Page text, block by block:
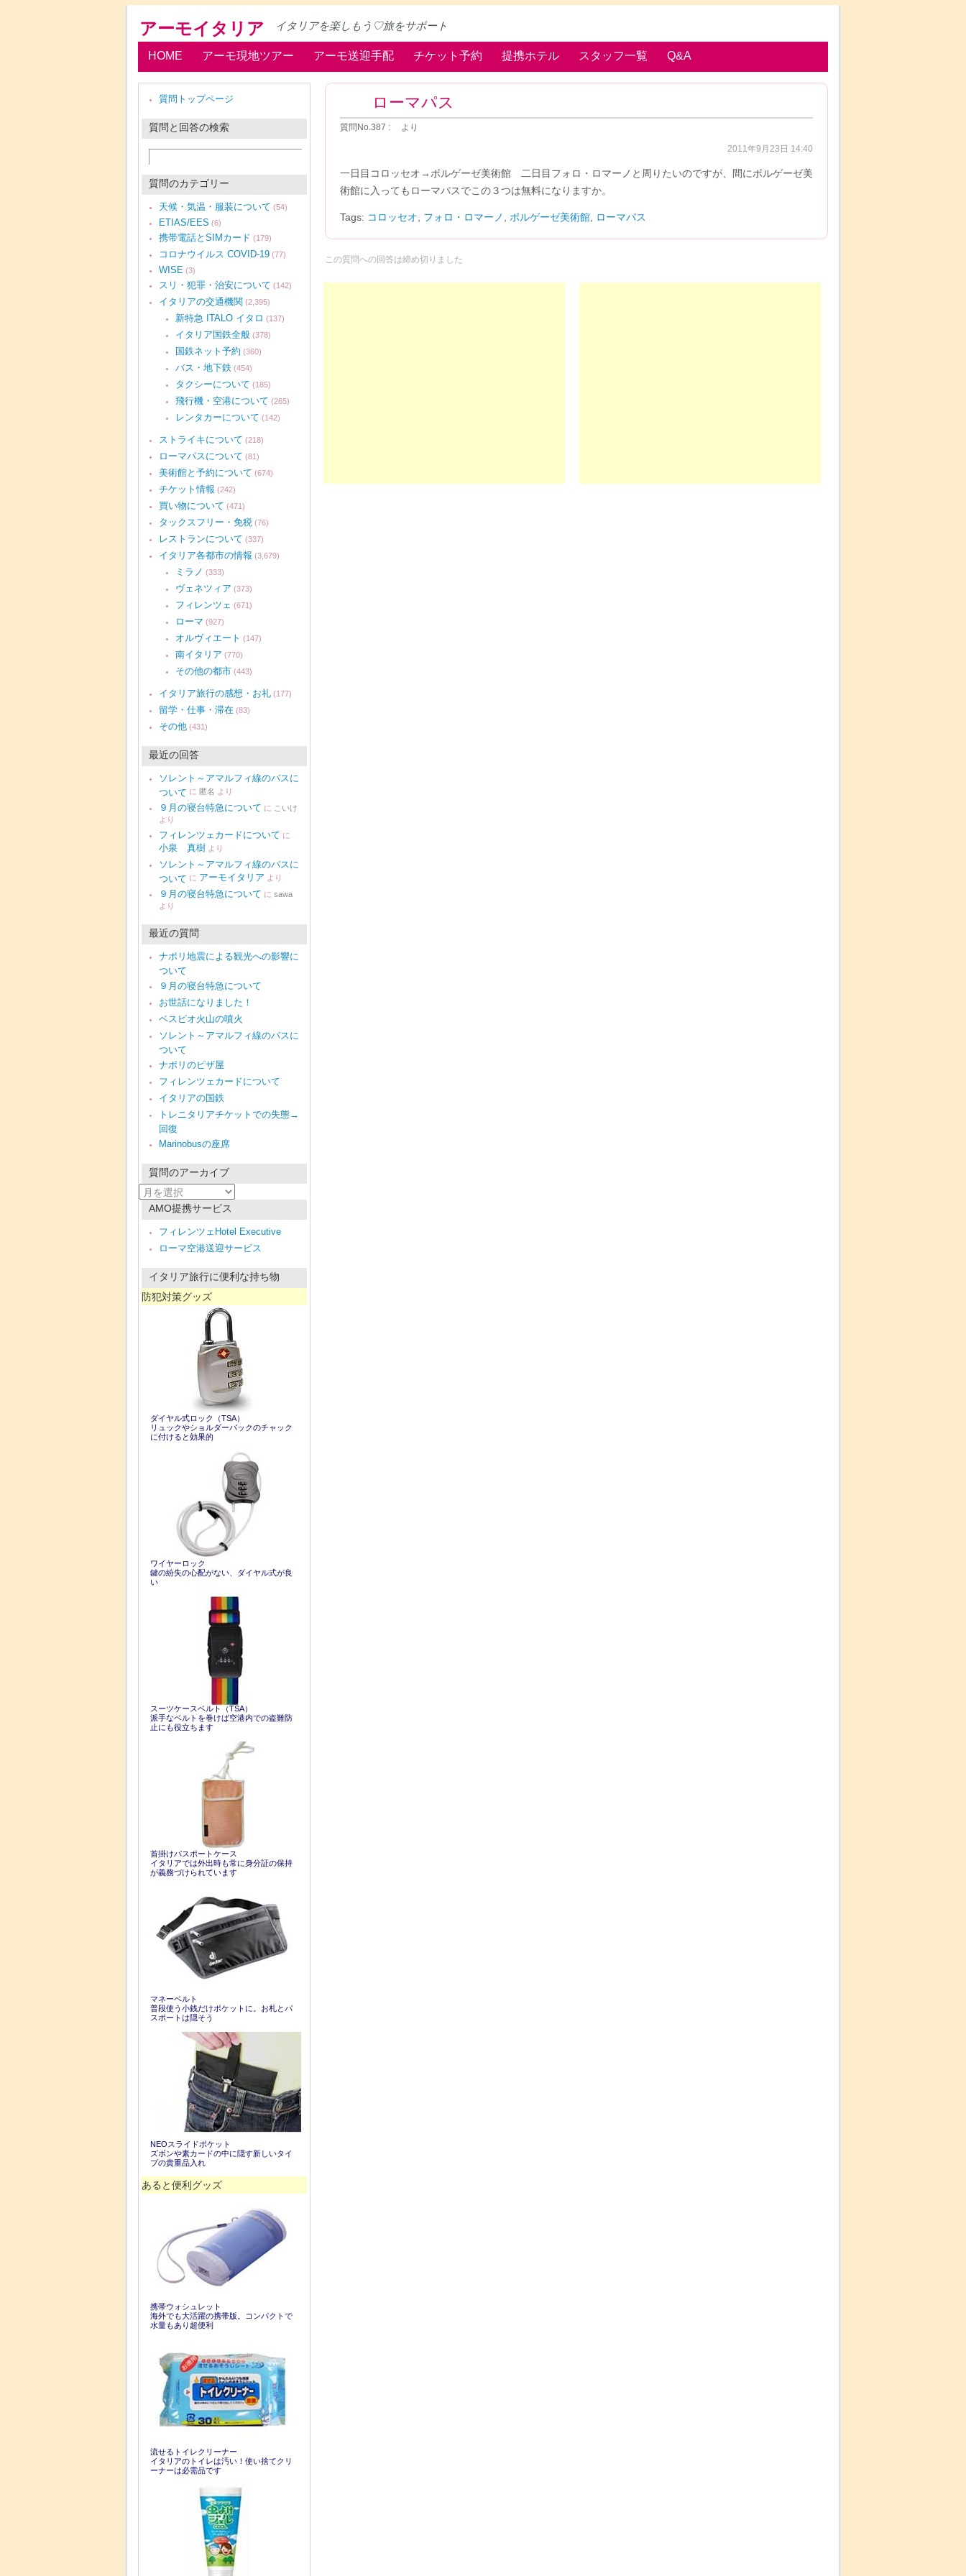
アーモイタリア イタリアを楽しもう♡旅をサポート
HOME アーモ現地ツアー アーモ送迎手配 チケット予約 提携ホテル スタッフ一覧 Q&A
ローマパス
質問No.387 : より
2011年9月23日 14:40
一日目コロッセオ→ボルゲーゼ美術館 二日目フォロ・ロマーノと周りたいのですが、間にボルゲーゼ美
術館に入ってもローマパスでこの３つは無料になりますか。
Tags: コロッセオ フォロ・ロマーノ ボルゲーゼ美術館 ローマパス
この質問への回答は締め切りました
質問トップページ
質問と回答の検索
質問のカテゴリー
天候・気温・服装について (54)
ETIAS/EES (6)
携帯電話とSIMカード (179)
コロナウイルス COVID-19 (77)
WISE (3)
スリ・犯罪・治安について (142)
イタリアの交通機関 (2,395)
新特急 ITALO イタロ (137)
イタリア国鉄全般 (378)
国鉄ネット予約 (360)
バス・地下鉄 (454)
タクシーについて (185)
飛行機・空港について (265)
レンタカーについて (142)
ストライキについて (218)
ローマパスについて (81)
美術館と予約について (674)
チケット情報 (242)
買い物について (471)
タックスフリー・免税 (76)
レストランについて (337)
イタリア各都市の情報 (3,679)
ミラノ (333)
ヴェネツィア (373)
フィレンツェ (671)
ローマ (927)
オルヴィエート (147)
南イタリア (770)
その他の都市 (443)
イタリア旅行の感想・お礼 (177)
留学・仕事・滞在 (83)
その他 (431)
最近の回答
ソレント～アマルフィ線のバスに
ついて に 匿名 より
９月の寝台特急について に こいけ
より
フィレンツェカードについて に
小泉 真樹 より
ソレント～アマルフィ線のバスに
ついて に アーモイタリア より
９月の寝台特急について に sawa
より
最近の質問
ナポリ地震による観光への影響に
ついて
９月の寝台特急について
お世話になりました！
ベスピオ火山の噴火
ソレント～アマルフィ線のバスに
ついて
ナポリのピザ屋
フィレンツェカードについて
イタリアの国鉄
トレニタリアチケットでの失態→
回復
Marinobusの座席
質問のアーカイブ
質
問
AMO提携サービス
フィレンツェHotel Executive
ローマ空港送迎サービス
イタリア旅行に便利な持ち物
防犯対策グッズ
ダイヤル式ロック（TSA）
リュックやショルダーバックのチャック
に付けると効果的
ワイヤーロック
鍵の紛失の心配がない、ダイヤル式が良
い
スーツケースベルト（TSA）
派手なベルトを巻けば空港内での盗難防
止にも役立ちます
首掛けパスポートケース
イタリアでは外出時も常に身分証の保持
が義務づけられています
マネーベルト
普段使う小銭だけポケットに。お札とパ
スポートは隠そう
NEOスライドポケット
ズボンや素カードの中に隠す新しいタイ
プの貴重品入れ
あると便利グッズ
携帯ウォシュレット
海外でも大活躍の携帯版。コンパクトで
水量もあり超便利
流せるトイレクリーナー
イタリアのトイレは汚い！使い捨てクリ
ーナーは必需品です